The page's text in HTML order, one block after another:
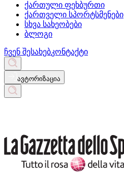
ქართული ფეხბურთი
ქართველი სპორტსმენები
სხვა სახეობები
ბლოგი
ჩვენ შესახებკონტაქტი
ავტორიზაცია